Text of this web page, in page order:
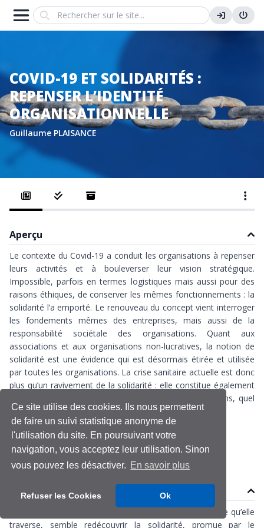
Ce site utilise des cookies. Ils nous permettent
de faire un suivi statistique anonyme de
l'utilisation du site. En poursuivant votre
navigation, vous acceptez leur utilisation. Sinon
vous pouvez les désactiver. En savoir plus
Refuser les Cookies Ok
Search
COVID-19 ET SOLIDARITÉS :
REPENSER L’IDENTITÉ
ORGANISATIONNELLE
Guillaume PLAISANCE
Aperçu
Le contexte du Covid-19 a conduit les organisations à repenser
leurs activités et à bouleverser leur vision stratégique.
Impossible, parfois en termes logistiques mais aussi pour des
raisons éthiques, de conserver les mêmes fonctionnements : la
solidarité l’a emporté. Le renouveau du concept vient interroger
les fondements mêmes des entreprises, mais aussi de la
responsabilité sociétale des organisations. Quant aux
associations et aux organisations non-lucratives, la notion de
solidarité est une évidence qui est désormais étirée et utilisée
par toutes les organisations. La crise sanitaire actuelle est donc
plus qu’un ravivement de la solidarité : elle constitue également
un questionnement identitaire fort chez les organisations, quel
que soit leur statut.
Covid-19 Organisation Solidarité
Contenu
La France, dans la crise sanitaire, économique et sociale qu’elle
traverse, semble redécouvrir la solidarité, promue par le